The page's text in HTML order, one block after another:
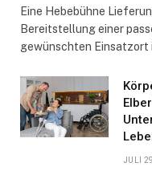
Eine Hebebühne
Bereitstellung einer
gewünschten Einsatzort
JULI